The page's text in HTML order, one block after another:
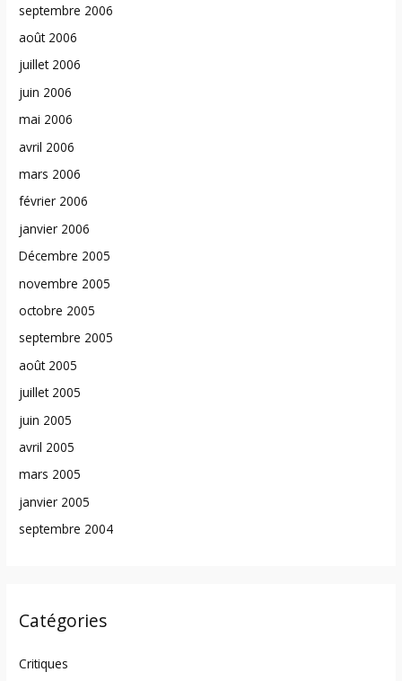
septembre 2006
août 2006
juillet 2006
juin 2006
mai 2006
avril 2006
mars 2006
février 2006
janvier 2006
Décembre 2005
novembre 2005
octobre 2005
septembre 2005
août 2005
juillet 2005
juin 2005
avril 2005
mars 2005
janvier 2005
septembre 2004
Catégories
Critiques